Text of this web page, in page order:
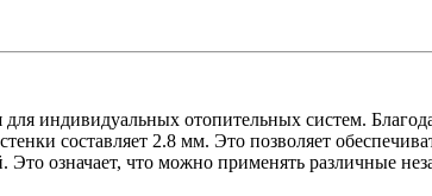
индивидуальных отопительных систем.
составляет 2.8 мм. Это позволяет
означает, что можно применять различные